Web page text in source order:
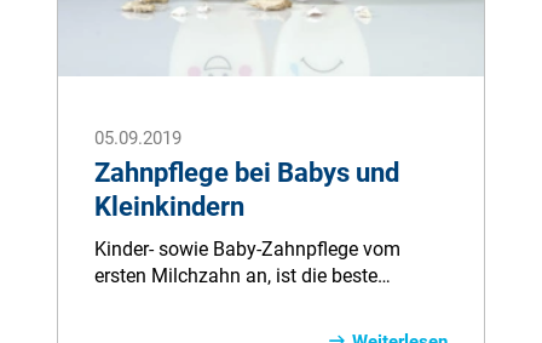
05.09.2019
Zahnpflege bei Babys und
Kleinkindern
Kinder- sowie Baby-Zahnpflege vom
ersten Milchzahn an, ist die beste
gesunde Zähne. Was es bei der